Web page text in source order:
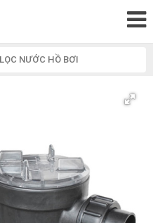
NƯỚC HỒ BƠI